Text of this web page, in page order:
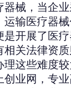
器械，当企业
运输医疗器
是开展了医
相关法律资
理这些难度
创业网，专